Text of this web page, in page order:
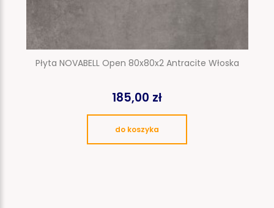
Płyta NOVABELL Open 80x80x2 Antracite Włoska
185,00 zł
do koszyka